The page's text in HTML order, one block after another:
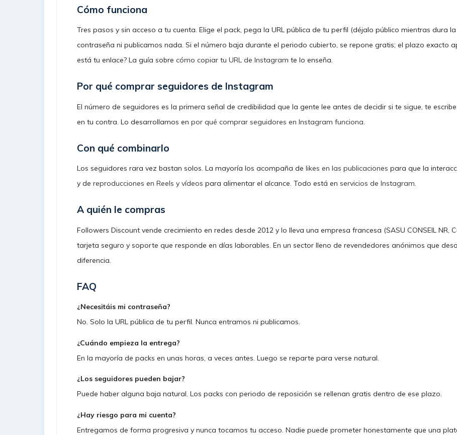
Cómo funciona
Tres pasos y sin acceso a tu cuenta. Elige el pack, pega la URL pública de tu perfil (déjalo público mientras dura
contraseña ni publicamos nada. Si el número baja durante el periodo cubierto, se repone gratis; el plazo exacto
está tu enlace? La guía sobre cómo copiar tu URL de Instagram te lo enseña.
Por qué comprar seguidores de Instagram
El número de seguidores es la primera señal de credibilidad que la gente lee antes de decidir si te sigue, te
en tu contra. Lo desarrollamos en por qué comprar seguidores en Instagram funciona
Con qué combinarlo
Los seguidores rara vez bastan solos. La mayoría los acompaña de likes en las publicaciones para que la
y de reproducciones en Reels y vídeos para alimentar el alcance. Todo está en servicios de Instagram.
A quién le compras
Followers Discount vende crecimiento en redes desde 2012 y lo lleva una empresa francesa (SASU CONSEIL NR,
tarjeta seguro y soporte que responde en días laborables. En un sector lleno de revendedores anónimos que
diferencia.
FAQ
¿Necesitáis mi contraseña?
No. Solo la URL pública de tu perfil. Nunca entramos ni publicamos.
¿Cuándo empieza la entrega?
En la mayoría de packs en unas horas, a veces antes. Luego se reparte para verse natural.
¿Los seguidores pueden bajar?
Puede haber alguna baja natural. Los packs con periodo de reposición se rellenan gratis dentro de ese plazo.
¿Hay riesgo para mi cuenta?
Entregamos de forma progresiva y nunca tocamos tu acceso. Nadie puede prometer honestamente que una